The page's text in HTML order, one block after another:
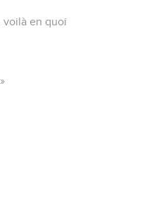
voilà en quoi